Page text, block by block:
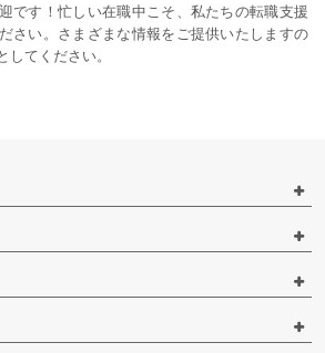
です！忙しい在職中こそ、私たちの転職支援
さい。さまざまな情報をご提供いたしますの
してください。